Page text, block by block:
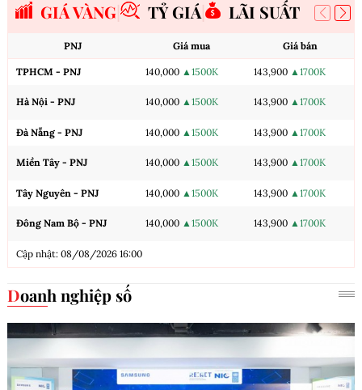
GIÁ VÀNG TỶ GIÁ LÃI SUẤT
PNJ Giá mua Giá bán
TPHCM - PNJ 140,000 ▲1500K 143,900 ▲1700K
Hà Nội - PNJ 140,000 ▲1500K 143,900 ▲1700K
Đà Nẵng - PNJ 140,000 ▲1500K 143,900 ▲1700K
Miền Tây - PNJ 140,000 ▲1500K 143,900 ▲1700K
Tây Nguyên - PNJ 140,000 ▲1500K 143,900 ▲1700K
Đông Nam Bộ - PNJ 140,000 ▲1500K 143,900 ▲1700K
Cập nhật: 08/08/2026 16:00
Doanh nghiệp số